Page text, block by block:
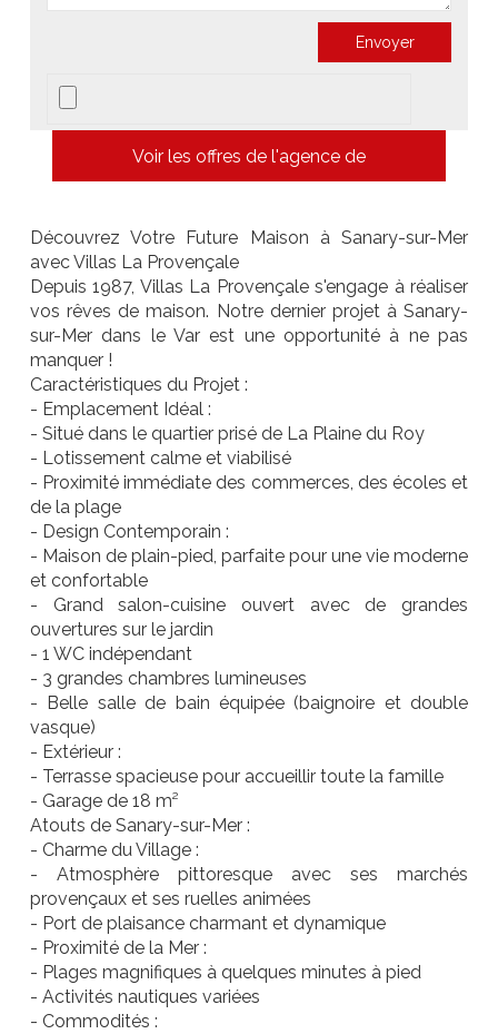
Voir les offres de l'agence de
Découvrez Votre Future Maison à Sanary-sur-Mer
avec Villas La Provençale
Depuis 1987, Villas La Provençale s'engage à réaliser
vos rêves de maison. Notre dernier projet à Sanary-
sur-Mer dans le Var est une opportunité à ne pas
manquer !
Caractéristiques du Projet :
- Emplacement Idéal :
- Situé dans le quartier prisé de La Plaine du Roy
- Lotissement calme et viabilisé
- Proximité immédiate des commerces, des écoles et
de la plage
- Design Contemporain :
- Maison de plain-pied, parfaite pour une vie moderne
et confortable
- Grand salon-cuisine ouvert avec de grandes
ouvertures sur le jardin
- 1 WC indépendant
- 3 grandes chambres lumineuses
- Belle salle de bain équipée (baignoire et double
vasque)
- Extérieur :
- Terrasse spacieuse pour accueillir toute la famille
- Garage de 18 m²
Atouts de Sanary-sur-Mer :
- Charme du Village :
- Atmosphère pittoresque avec ses marchés
provençaux et ses ruelles animées
- Port de plaisance charmant et dynamique
- Proximité de la Mer :
- Plages magnifiques à quelques minutes à pied
- Activités nautiques variées
- Commodités :